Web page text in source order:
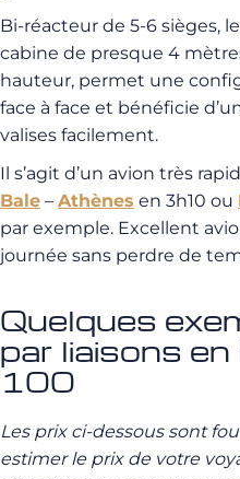
Bi-réacteur de 5-6 sièges,
cabine de presque 4
hauteur, permet une
face à face et bénéficie
valises facilement.
Il s’agit d’un avion très
Bale – Athènes en 3h10 ou
par exemple. Excellent
journée sans perdre de
Quelques
par liaisons
100
Les prix ci-dessous sont
estimer le prix de votre